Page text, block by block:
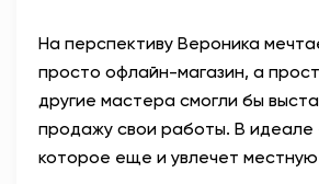
На перспективу Вероника
просто офлайн-магазин, а
другие мастера смогли бы
продажу свои работы. В идеале
которое еще и увлечет